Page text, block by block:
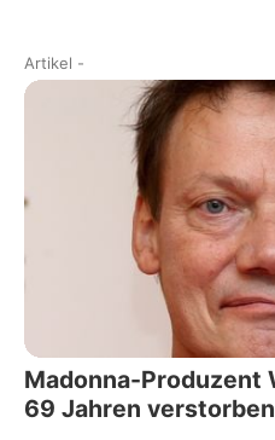
Artikel -
Madonna-Produzent
69 Jahren verstorben